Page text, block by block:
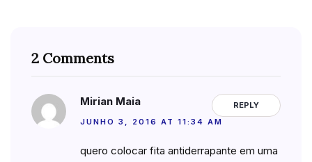
2 Comments
REPLY
Mirian Maia
JUNHO 3, 2016 AT 11:34 AM
quero colocar fita antiderrapante em uma